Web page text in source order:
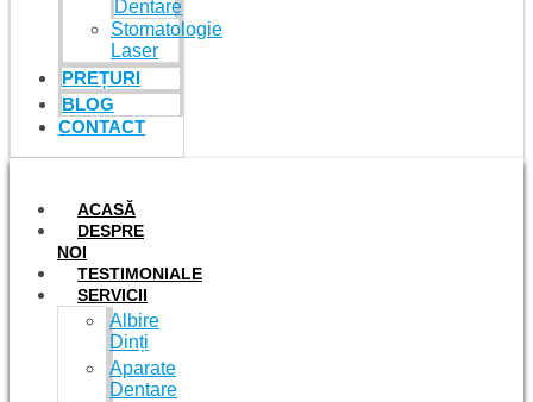
Dentare
Stomatologie
Laser
PREȚURI
BLOG
CONTACT
ACASĂ
DESPRE
NOI
TESTIMONIALE
SERVICII
Albire
Dinți
Aparate
Dentare